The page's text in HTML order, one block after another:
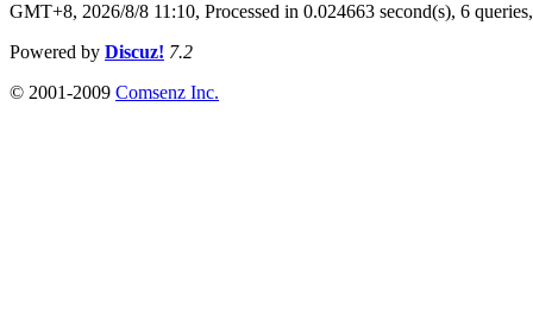
GMT+8, 2026/8/8 11:10, Processed in 0.024663 second(s), 6
Powered by Discuz! 7.2
© 2001-2009 Comsenz Inc.